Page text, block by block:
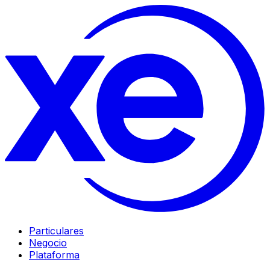
Particulares
Negocio
Plataforma